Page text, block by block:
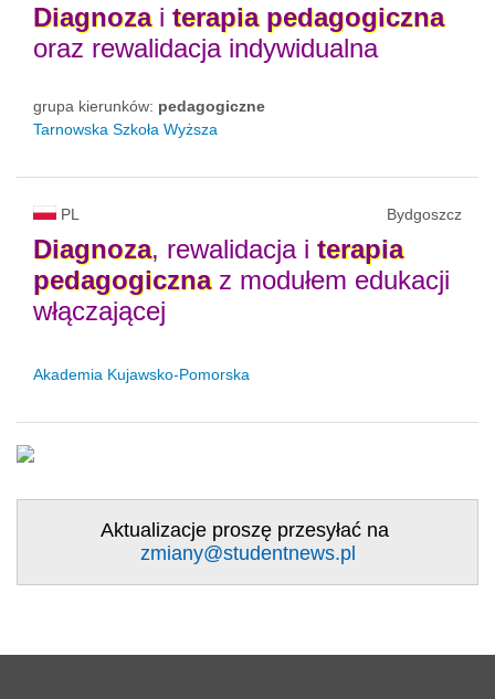
Diagnozai terapia pedagogiczna
oraz rewalidacja indywidualna
grupa kierunków: pedagogiczne
Tarnowska Szkoła Wyższa
PL Bydgoszcz
Diagnoza, rewalidacja i terapia
pedagogicznaz modułem edukacji
włączającej
Akademia Kujawsko-Pomorska
Aktualizacje proszę przesyłać na
zmiany@studentnews.pl